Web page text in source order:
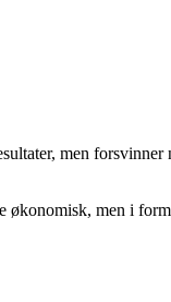
men
men i